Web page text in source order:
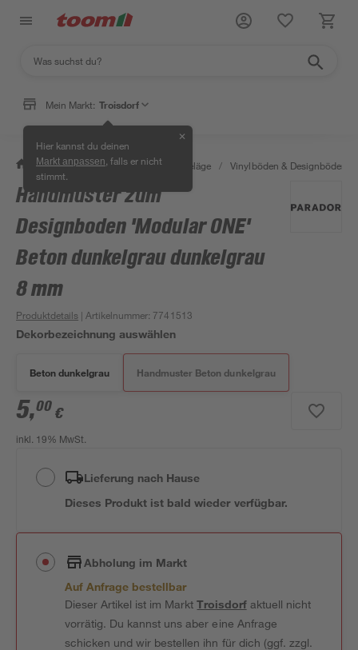
Mein Markt: Troisdorf
Hier kannst du deinen
Markt anpassen , falls er nicht
stimmt.
✕
/ Bauen & Renovieren / Bodenbeläge / Vinylböden & Designböden
Handmuster zum
Designboden 'Modular ONE'
Beton dunkelgrau dunkelgrau
8 mm
Produktdetails | Artikelnummer: 7741513
Dekorbezeichnung auswählen
Beton dunkelgrau Handmuster Beton dunkelgrau
5,00 €
inkl. 19% MwSt.
Lieferung nach Hause
Dieses Produkt ist bald wieder verfügbar.
Abholung im Markt
Auf Anfrage bestellbar
Dieser Artikel ist im MarktTroisdorfaktuell nicht
vorrätig. Du kannst uns aber eine Anfrage
schicken und wir bestellen ihn für dich (ggf. zzgl.